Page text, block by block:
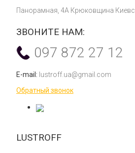
LUSTROFF
Панорамная, 4А Крюковщина
ЗВОНИТЕ НАМ:
097 872 27 12
E-mail: lustroff.ua@gmail.com
Обратный звонок